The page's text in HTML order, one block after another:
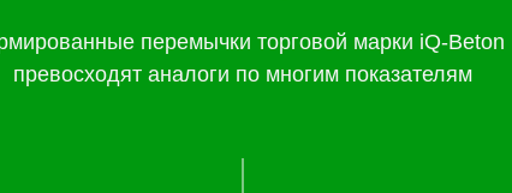
перемычки торговой марки iQ-Beton
превосходят аналоги по многим показателям